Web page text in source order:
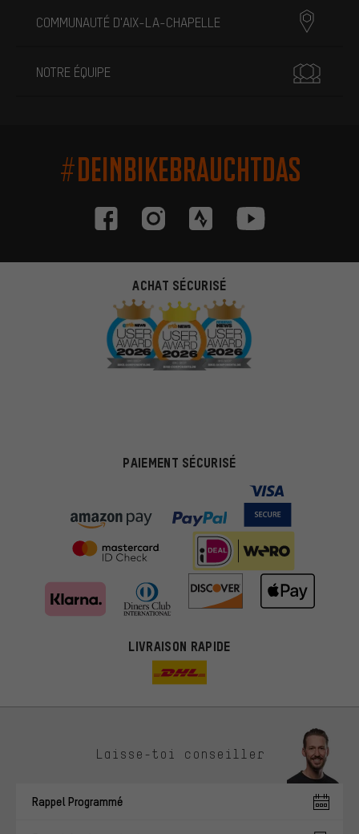
COMMUNAUTÉ D'AIX-LA-CHAPELLE
NOTRE ÉQUIPE
#DEINBIKEBRAUCHTDAS
ACHAT SÉCURISÉ
PAIEMENT SÉCURISÉ
LIVRAISON RAPIDE
Laisse-toi conseiller
Rappel Programmé
Des offres plus adaptées
Au lieu de pubs au hasard, nous afficherons des offres plus
intérêts et à te présenter des offres et des conseils sur mesure.